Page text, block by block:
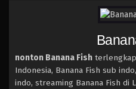
nonton Banana Fish
Indonesia, Banana Fish sub
indo, streaming Banana Fish di